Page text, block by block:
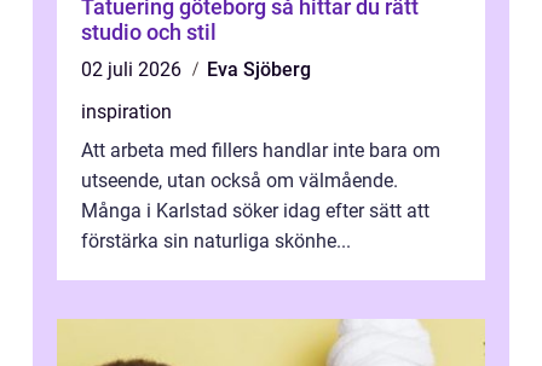
Tatuering göteborg så hittar du rätt
studio och stil
02 juli 2026
Eva Sjöberg
inspiration
Att arbeta med fillers handlar inte bara om
utseende, utan också om välmående.
Många i Karlstad söker idag efter sätt att
förstärka sin naturliga skönhe...